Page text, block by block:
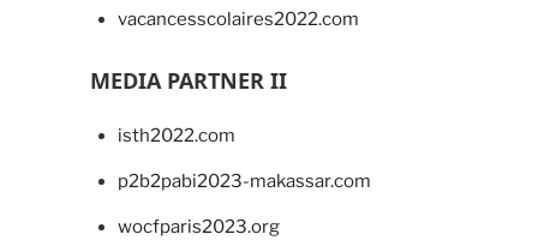
vacancesscolaires2022.com
MEDIA PARTNER II
isth2022.com
p2b2pabi2023-makassar.com
wocfparis2023.org